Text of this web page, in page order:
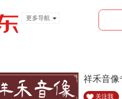
更多导航
祥禾音像
关注我